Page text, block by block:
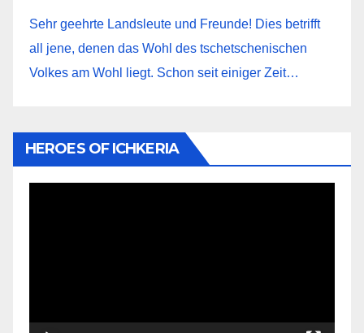
Sehr geehrte Landsleute und Freunde! Dies betrifft
all jene, denen das Wohl des tschetschenischen
Volkes am Wohl liegt. Schon seit einiger Zeit…
HEROES OF ICHKERIA